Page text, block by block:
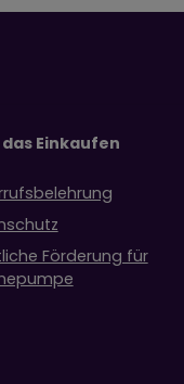
Einkaufen
Förderung für